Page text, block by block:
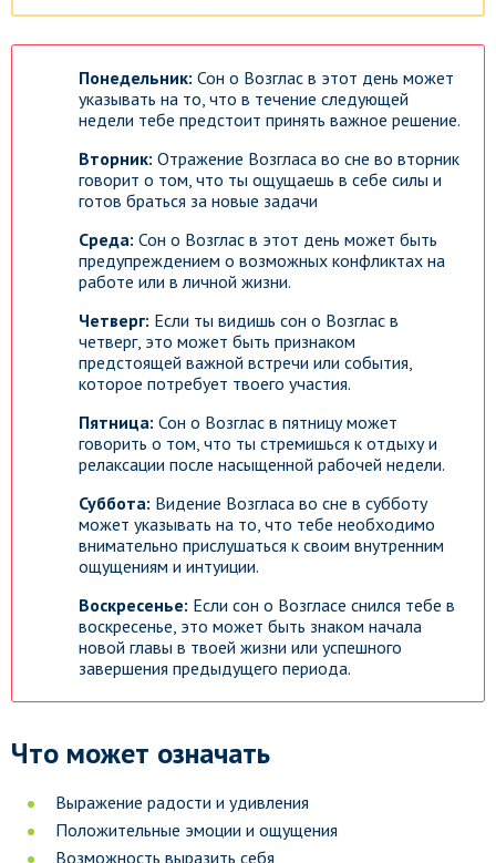
Понедельник: Сон о Возглас в этот день может
указывать на то, что в течение следующей
недели тебе предстоит принять важное решение.
Вторник: Отражение Возгласа во сне во вторник
говорит о том, что ты ощущаешь в себе силы и
готов браться за новые задачи
Среда: Сон о Возглас в этот день может быть
предупреждением о возможных конфликтах на
работе или в личной жизни.
Четверг: Если ты видишь сон о Возглас в
четверг, это может быть признаком
предстоящей важной встречи или события,
которое потребует твоего участия.
Пятница: Сон о Возглас в пятницу может
говорить о том, что ты стремишься к отдыху и
релаксации после насыщенной рабочей недели.
Суббота: Видение Возгласа во сне в субботу
может указывать на то, что тебе необходимо
внимательно прислушаться к своим внутренним
ощущениям и интуиции.
Воскресенье: Если сон о Возгласе снился тебе в
воскресенье, это может быть знаком начала
новой главы в твоей жизни или успешного
завершения предыдущего периода.
Что может означать
Выражение радости и удивления
Положительные эмоции и ощущения
Возможность выразить себя